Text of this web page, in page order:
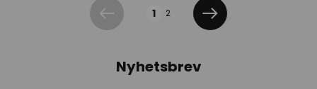
Föregående
1 2
Nästa
Nyhetsbrev